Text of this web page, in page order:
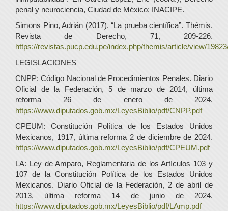
penal y neurociencia, Ciudad de México: INACIPE.
Simons Pino, Adrián (2017). “La prueba científica”. Thémis.
Revista de Derecho, 71, 209-226.
https://revistas.pucp.edu.pe/index.php/themis/article/view/
LEGISLACIONES
CNPP: Código Nacional de Procedimientos Penales. Diario
Oficial de la Federación, 5 de marzo de 2014, última
reforma 26 de enero de 2024.
https://www.diputados.gob.mx/LeyesBiblio/pdf/CNPP.pdf
CPEUM: Constitución Política de los Estados Unidos
Mexicanos, 1917, última reforma 2 de diciembre de 2024.
https://www.diputados.gob.mx/LeyesBiblio/pdf/CPEUM.pdf
LA: Ley de Amparo, Reglamentaria de los Artículos 103 y
107 de la Constitución Política de los Estados Unidos
Mexicanos. Diario Oficial de la Federación, 2 de abril de
2013, última reforma 14 de junio de 2024.
https://www.diputados.gob.mx/LeyesBiblio/pdf/LAmp.pdf